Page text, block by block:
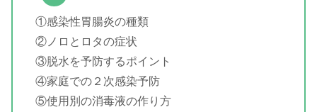
①感染性胃腸炎の種類
②ノロとロタの症状
③脱水を予防するポイント
④家庭での２次感染予防
⑤使用別の消毒液の作り方